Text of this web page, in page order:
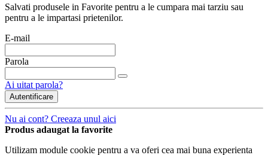
Salvati produsele in Favorite pentru a le cumpara mai tarziu sau
pentru a le impartasi prietenilor.
E-mail
Parola
Ai uitat parola?
Autentificare
Nu ai cont? Creeaza unul aici
Produs adaugat la favorite
Utilizam module cookie pentru a va oferi cea mai buna experienta